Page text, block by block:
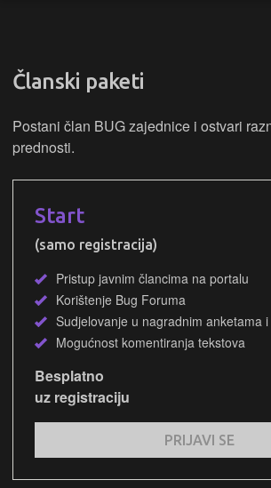
Članski paketi
Postani član BUG zajednice i ostvari
prednosti.
Start
(samo registracija)
Pristup javnim člancima na portalu
Korištenje Bug Foruma
Sudjelovanje u nagradnim anketama
Mogućnost komentiranja tekstova
Besplatno
uz registraciju
PRIJAVI SE